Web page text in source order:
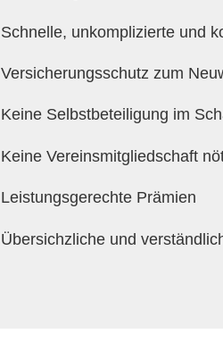
Schnelle, unkomplizierte und
Versicherungsschutz zum
Keine Selbstbeteiligung im
Keine Vereinsmitgliedschaft
Leistungsgerechte Prämien
Übersichzliche und